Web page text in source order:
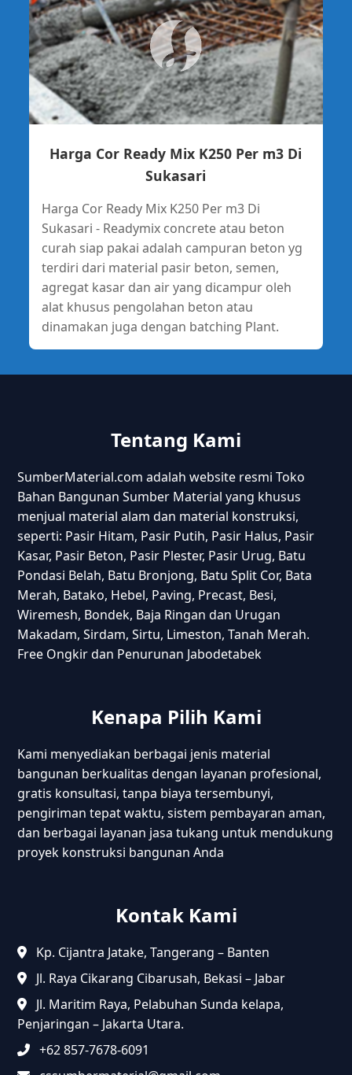
Harga Cor Ready Mix K250 Per m3 Di
Sukasari
Harga Cor Ready Mix K250 Per m3 Di
Sukasari - Readymix concrete atau beton
curah siap pakai adalah campuran beton yg
terdiri dari material pasir beton, semen,
agregat kasar dan air yang dicampur oleh
alat khusus pengolahan beton atau
dinamakan juga dengan batching Plant.
Tentang Kami
SumberMaterial.com adalah website resmi Toko
Bahan Bangunan Sumber Material yang khusus
menjual material alam dan material konstruksi,
seperti: Pasir Hitam, Pasir Putih, Pasir Halus, Pasir
Kasar, Pasir Beton, Pasir Plester, Pasir Urug, Batu
Pondasi Belah, Batu Bronjong, Batu Split Cor, Bata
Merah, Batako, Hebel, Paving, Precast, Besi,
Wiremesh, Bondek, Baja Ringan dan Urugan
Makadam, Sirdam, Sirtu, Limeston, Tanah Merah.
Free Ongkir dan Penurunan Jabodetabek
Kenapa Pilih Kami
Kami menyediakan berbagai jenis material
bangunan berkualitas dengan layanan profesional,
gratis konsultasi, tanpa biaya tersembunyi,
pengiriman tepat waktu, sistem pembayaran aman,
dan berbagai layanan jasa tukang untuk mendukung
proyek konstruksi bangunan Anda
Kontak Kami
Kp. Cijantra Jatake, Tangerang – Banten
Jl. Raya Cikarang Cibarusah, Bekasi – Jabar
Jl. Maritim Raya, Pelabuhan Sunda kelapa,
Penjaringan – Jakarta Utara.
+62 857-7678-6091